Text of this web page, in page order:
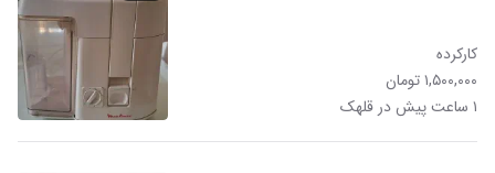
کارکرده
۱,۵۰۰,۰۰۰ تومان
۱ ساعت پیش در قلهک